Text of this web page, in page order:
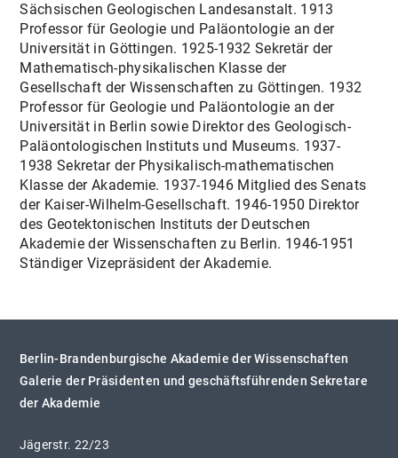
Sächsischen Geologischen Landesanstalt. 1913
Professor für Geologie und Paläontologie an der
Universität in Göttingen. 1925-1932 Sekretär der
Mathematisch-physikalischen Klasse der
Gesellschaft der Wissenschaften zu Göttingen. 1932
Professor für Geologie und Paläontologie an der
Universität in Berlin sowie Direktor des Geologisch-
Paläontologischen Instituts und Museums. 1937-
1938 Sekretar der Physikalisch-mathematischen
Klasse der Akademie. 1937-1946 Mitglied des Senats
der Kaiser-Wilhelm-Gesellschaft. 1946-1950 Direktor
des Geotektonischen Instituts der Deutschen
Akademie der Wissenschaften zu Berlin. 1946-1951
Ständiger Vizepräsident der Akademie.
Berlin-Brandenburgische Akademie der Wissenschaften
Galerie der Präsidenten und geschäftsführenden Sekretare
der Akademie
Jägerstr. 22/23